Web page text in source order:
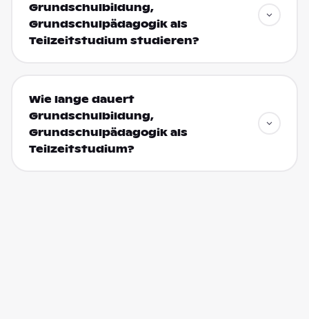
Grundschulbildung,
Grundschulpädagogik als
Teilzeitstudium studieren?
Wie lange dauert
Grundschulbildung,
Grundschulpädagogik als
Teilzeitstudium?